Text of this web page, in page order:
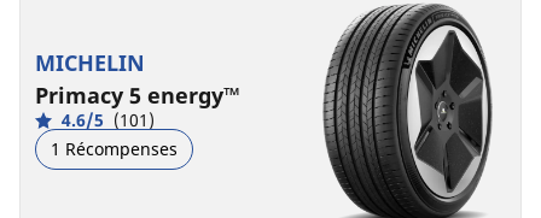
MICHELIN
Primacy 5 energy™
4.6/5 (101)
1 Récompenses